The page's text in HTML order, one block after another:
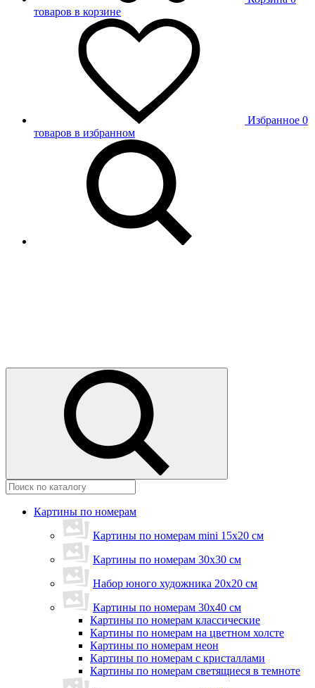
товаров в корзине
Избранное 0
товаров в избранном
Картины по номерам
Картины по номерам mini 15х20 см
Картины по номерам 30x30 см
Набор юного художника 20х20 см
Картины по номерам 30х40 см
Картины по номерам классические
Картины по номерам на цветном холсте
Картины по номерам неон
Картины по номерам с кристаллами
Картины по номерам светящиеся в темноте